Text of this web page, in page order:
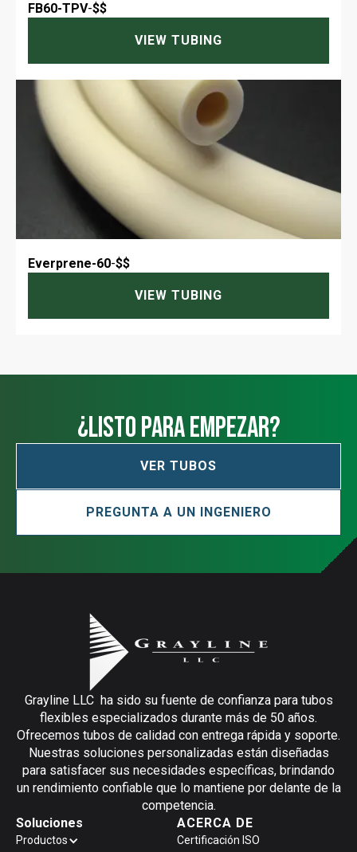
FB60-TPV-$$
VIEW TUBING
Everprene-60-$$
VIEW TUBING
¿Listo para empezar?
VER TUBOS
PREGUNTA A UN INGENIERO
Grayline LLC ha sido su fuente de confianza para tubos
flexibles especializados durante más de 50 años.
Ofrecemos tubos de calidad con entrega rápida y soporte.
Nuestras soluciones personalizadas están diseñadas
para satisfacer sus necesidades específicas, brindando
un rendimiento confiable que lo mantiene por delante de la
competencia.
Soluciones
Productos
ACERCA DE
Certificación ISO